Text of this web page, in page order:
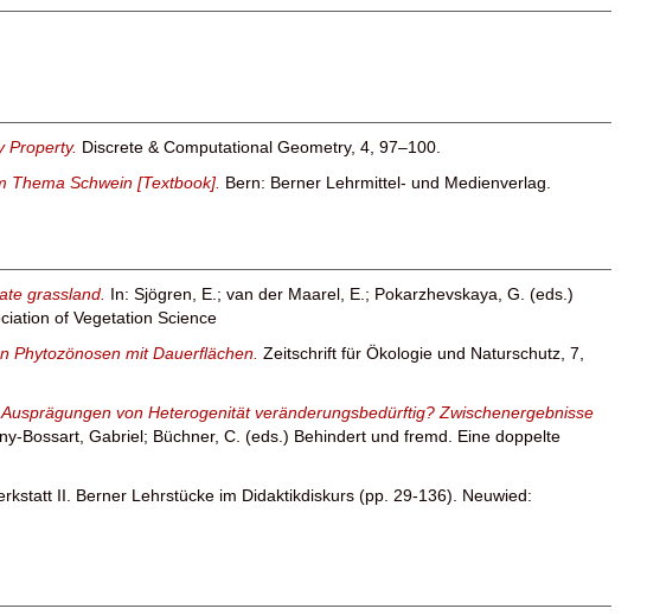
Property. Discrete & Computational Geometry, 4, 97–100.
Thema Schwein [Textbook]. Bern: Berner Lehrmittel- und Medienverlag.
grassland. In: Sjögren, E.; van der Maarel, E.; Pokarzhevskaya, G. (eds.)
of Vegetation Science
Phytozönosen mit Dauerflächen. Zeitschrift für Ökologie und Naturschutz, 7,
von Heterogenität veränderungsbedürftig? Zwischenergebnisse
Bossart, Gabriel; Büchner, C. (eds.) Behindert und fremd. Eine doppelte
II. Berner Lehrstücke im Didaktikdiskurs (pp. 29-136). Neuwied: